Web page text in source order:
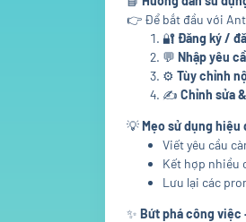
👉 Để bắt đầu với
🔐Đăng ký /
💬 Nhập yêu
⚙️ Tùy chỉnh
✍️ Chỉnh sửa
💡Mẹo sử dụng hiệu
Viết yêu cầu
Kết hợp nhiều
Lưu lại các
✨ Bứt phá công việc